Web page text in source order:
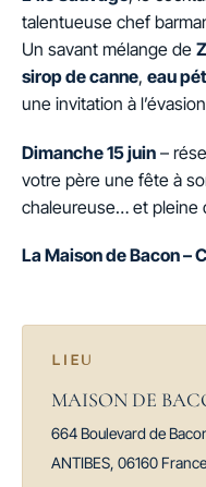
talentueuse chef
Un savant mélange de
sirop de canne, eau
une invitation à
Dimanche 15 juin –
votre père une fête à
chaleureuse… et pleine
La Maison de Bacon –
LIEU
MAISON DE
664 Boulevard de
ANTIBES, 06160 France